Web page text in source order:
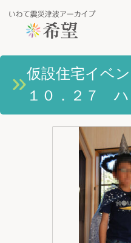
いわて震災津波アーカイブとは
岩手県の被害状況
ピックアップコンテンツ
Foreign Laguage
仮設住宅イベ
１０．２７ ハ